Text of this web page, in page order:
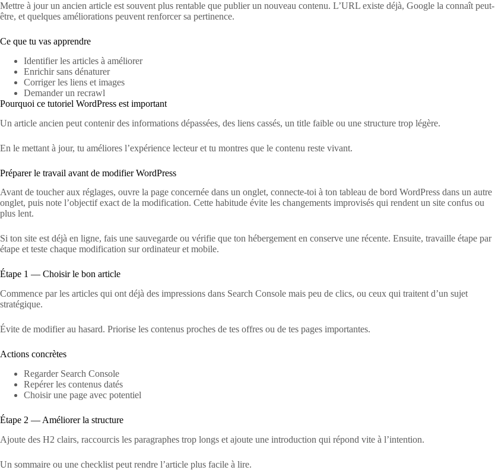
Mettre à jour un ancien article est souvent plus rentable que publier un nouveau contenu. L’URL existe déjà, Google la connaît peut-
être, et quelques améliorations peuvent renforcer sa pertinence.
Ce que tu vas apprendre
Identifier les articles à améliorer
Enrichir sans dénaturer
Corriger les liens et images
Demander un recrawl
Pourquoi ce tutoriel WordPress est important
Un article ancien peut contenir des informations dépassées, des liens cassés, un title faible ou une structure trop légère.
En le mettant à jour, tu améliores l’expérience lecteur et tu montres que le contenu reste vivant.
Préparer le travail avant de modifier WordPress
Avant de toucher aux réglages, ouvre la page concernée dans un onglet, connecte-toi à ton tableau de bord WordPress dans un autre
onglet, puis note l’objectif exact de la modification. Cette habitude évite les changements improvisés qui rendent un site confus ou
plus lent.
Si ton site est déjà en ligne, fais une sauvegarde ou vérifie que ton hébergement en conserve une récente. Ensuite, travaille étape par
étape et teste chaque modification sur ordinateur et mobile.
Étape 1 — Choisir le bon article
Commence par les articles qui ont déjà des impressions dans Search Console mais peu de clics, ou ceux qui traitent d’un sujet
stratégique.
Évite de modifier au hasard. Priorise les contenus proches de tes offres ou de tes pages importantes.
Actions concrètes
Regarder Search Console
Repérer les contenus datés
Choisir une page avec potentiel
Étape 2 — Améliorer la structure
Ajoute des H2 clairs, raccourcis les paragraphes trop longs et ajoute une introduction qui répond vite à l’intention.
Un sommaire ou une checklist peut rendre l’article plus facile à lire.